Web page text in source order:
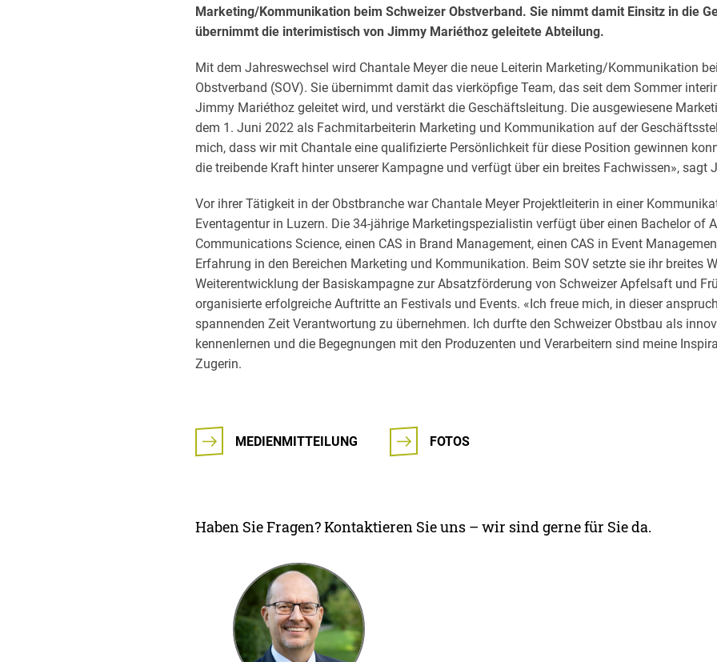
Marketing/Kommunikation beim Schweizer Obstverband. Sie nimmt damit Einsitz in die
übernimmt die interimistisch von Jimmy Mariéthoz geleitete Abteilung.
Mit dem Jahreswechsel wird Chantale Meyer die neue Leiterin Marketing/Kommunikation
Obstverband (SOV). Sie übernimmt damit das vierköpfige Team, das seit dem Sommer
Jimmy Mariéthoz geleitet wird, und verstärkt die Geschäftsleitung. Die ausgewiesene
dem 1. Juni 2022 als Fachmitarbeiterin Marketing und Kommunikation auf der
mich, dass wir mit Chantale eine qualifizierte Persönlichkeit für diese Position gewinnen
die treibende Kraft hinter unserer Kampagne und verfügt über ein breites Fachwissen», sagt
Vor ihrer Tätigkeit in der Obstbranche war Chantale Meyer Projektleiterin in einer
Eventagentur in Luzern. Die 34-jährige Marketingspezialistin verfügt über einen Bachelor of
Communications Science, einen CAS in Brand Management, einen CAS in Event
Erfahrung in den Bereichen Marketing und Kommunikation. Beim SOV setzte sie ihr breites
Weiterentwicklung der Basiskampagne zur Absatzförderung von Schweizer Apfelsaft und
organisierte erfolgreiche Auftritte an Festivals und Events. «Ich freue mich, in dieser
spannenden Zeit Verantwortung zu übernehmen. Ich durfte den Schweizer Obstbau als
kennenlernen und die Begegnungen mit den Produzenten und Verarbeitern sind meine
Zugerin.
MEDIENMITTEILUNG FOTOS
Haben Sie Fragen? Kontaktieren Sie uns – wir sind gerne für Sie da.